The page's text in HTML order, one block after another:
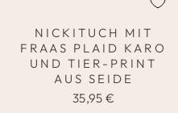
NICKITUCH MIT
FRAAS PLAID KARO
UND TIER-PRINT
AUS SEIDE
35,95 €